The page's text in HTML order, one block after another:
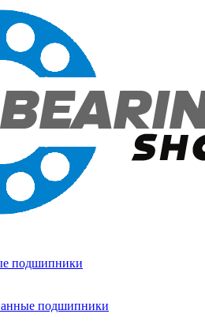
подшипники
подшипники